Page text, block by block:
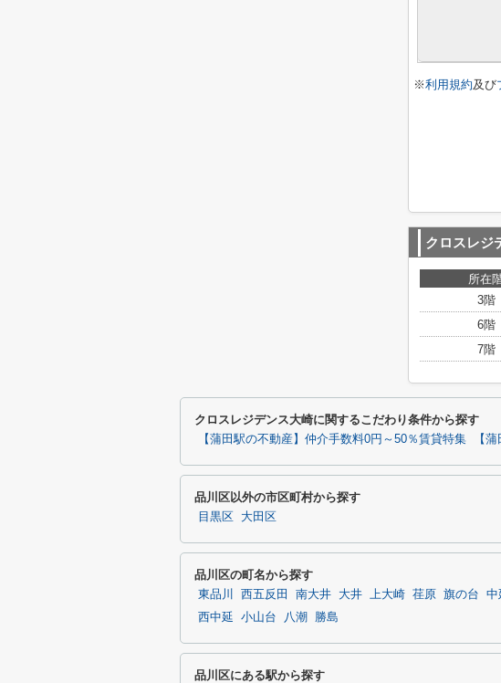
※利用規約及び
クロスレジ
所在
3階
6階
7階
クロスレジデンス大崎に関するこだわり条件から探す
【蒲田駅の不動産】仲介手数料0円～50％賃貸特集 【
品川区以外の市区町村から探す
目黒区 大田区
品川区の町名から探す
東品川 西五反田 南大井 大井 上大崎 荏原 旗の台 中
西中延
小山台 八潮 勝島
品川区にある駅から探す